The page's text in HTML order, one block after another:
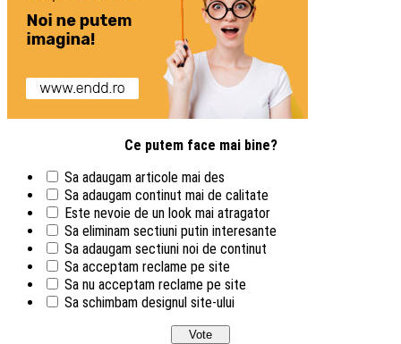
Ce putem face mai bine?
Sa adaugam articole mai des
Sa adaugam continut mai de calitate
Este nevoie de un look mai atragator
Sa eliminam sectiuni putin interesante
Sa adaugam sectiuni noi de continut
Sa acceptam reclame pe site
Sa nu acceptam reclame pe site
Sa schimbam designul site-ului